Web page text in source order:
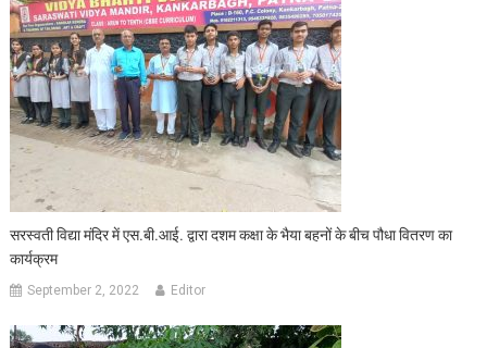
सरस्वती विद्या मंदिर में एस.बी.आई. द्वारा दशम कक्षा के भैया बहनों के बीच पौधा वितरण का
कार्यक्रम
September 2, 2022 Editor